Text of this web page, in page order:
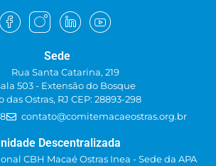
Sede
Rua Santa Catarina, 219
503 - Extensão do Bosque
das Ostras, RJ CEP: 28893-298
contato@comitemacaeostras.org.br
Descentralizada
CBH Macaé Ostras Inea - Sede da APA